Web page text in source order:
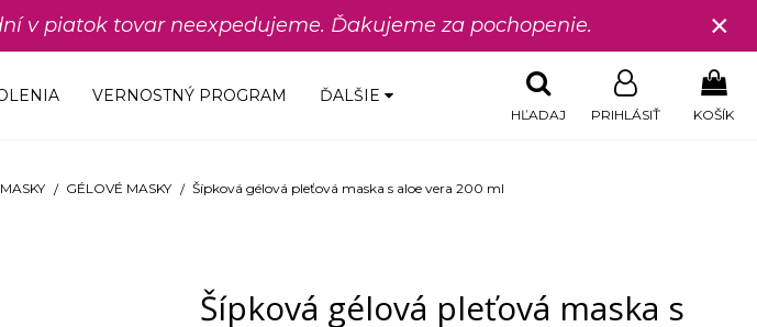
v piatok tovar neexpedujeme. Ďakujeme za pochopenie. ×
VERNOSTNÝ PROGRAM ĎALŠIE
KOŠÍK
PRIHLÁSIŤ
HĽADAJ
MASKY GÉLOVÉ MASKY Šípková gélová pleťová maska s aloe vera 200 ml
Šípková gélová pleťová maska s